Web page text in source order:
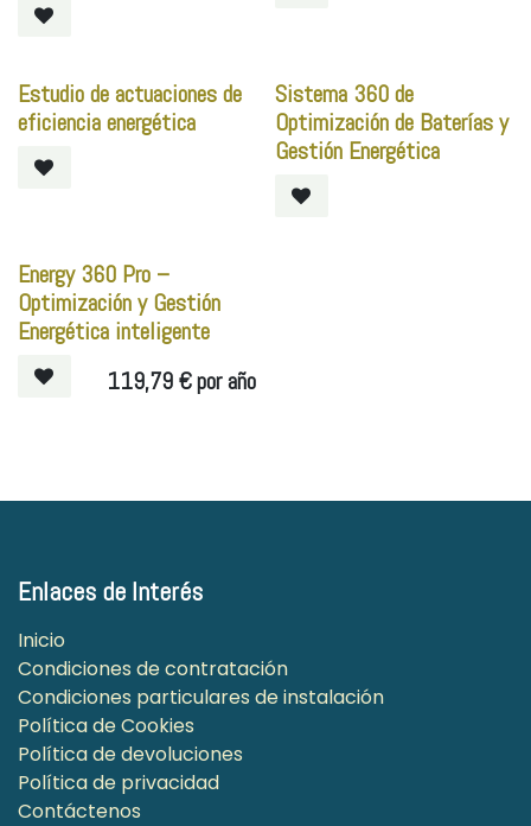
Estudio de actuaciones de
eficiencia energética
Sistema 360 de
Optimización de Baterías y
Gestión Energética
Energy 360 Pro –
Optimización y Gestión
Energética inteligente
119,79€por año
Enlaces de Interés
Inicio
Condiciones de contratación
Condiciones particulares de instalación
Política de Cookies
Política de devoluciones
Política de privacidad
Contáctenos